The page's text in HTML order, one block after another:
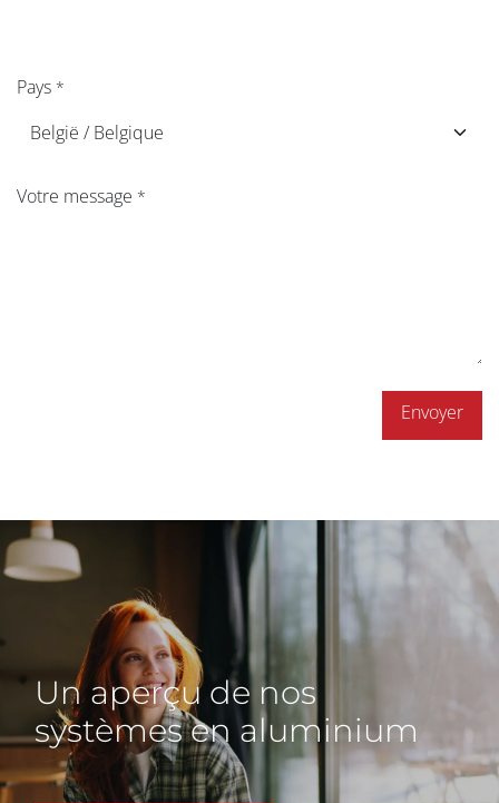
Pays *
Votre message *
Envoyer
Un aperçu de nos
systèmes en aluminium